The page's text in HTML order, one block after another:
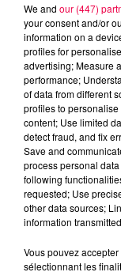
LE JEU DE
MAGNUM
MAGNUM LA
NATHAN SLAMA
(MAGNUM
LUNDI 5
0:00
We and our (447)
your consent and/or
information on a
profiles for
advertising; Measure
performance;
of data from different
profiles to
content; Use limited
detect fraud, and fix
Save and
process personal
following
requested; Use
other data sources;
information
Vous pouvez
sélectionnant les